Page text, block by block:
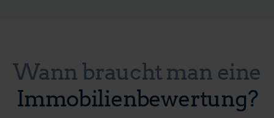
Wann braucht man eine
Immobilienbewertung?